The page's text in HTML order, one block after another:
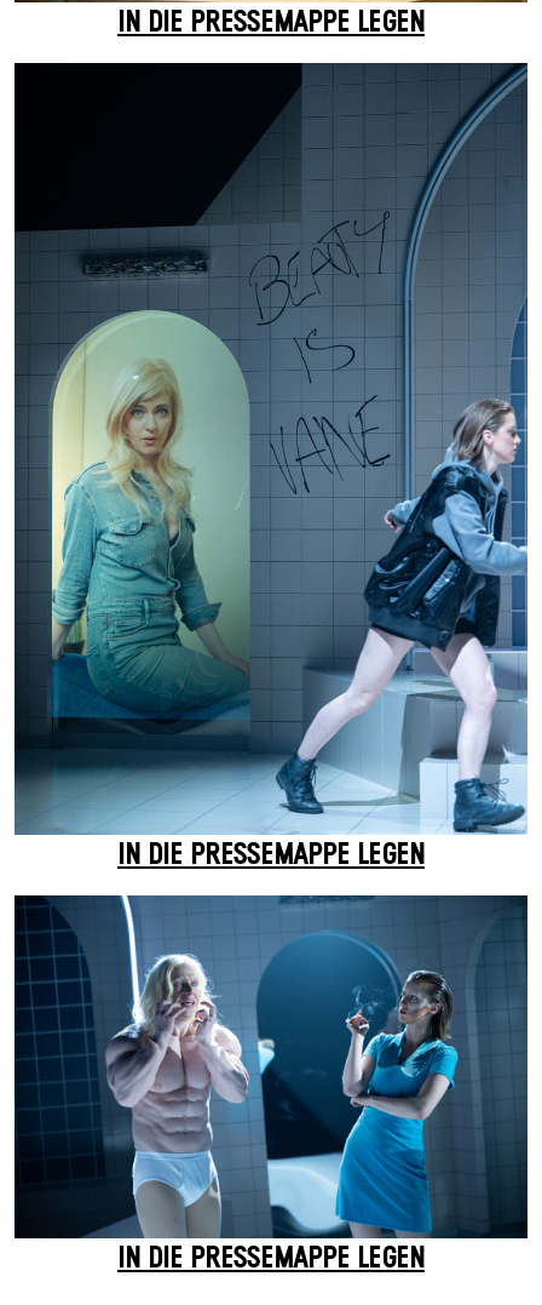
IN DIE PRESSEMAPPE LEGEN
IN DIE PRESSEMAPPE LEGEN
IN DIE PRESSEMAPPE LEGEN